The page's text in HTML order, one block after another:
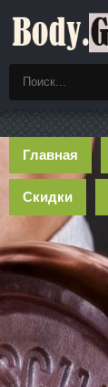
Главная
Скидки